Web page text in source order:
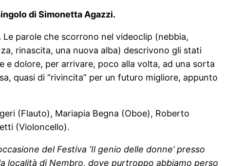
di Simonetta Agazzi.
Le parole che scorrono nel videoclip (nebbia,
rinascita, una nuova alba) descrivono gli stati
e dolore, per arrivare, poco alla volta, ad una sorta
quasi di “rivincita” per un futuro migliore, appunto
(Flauto), Mariapia Begna (Oboe), Roberto
(Violoncello).
del Festiva ‘Il genio delle donne’ presso
località di Nembro, dove purtroppo abbiamo perso